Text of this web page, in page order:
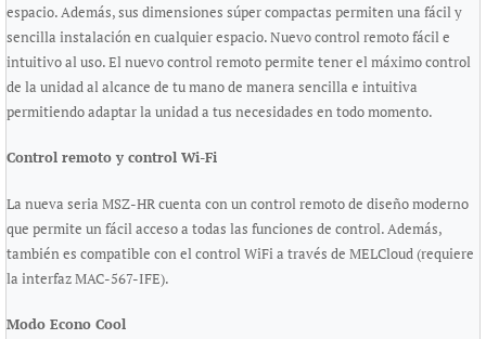
espacio. Además, sus dimensiones súper compactas permiten una fácil y
sencilla instalación en cualquier espacio. Nuevo control remoto fácil e
intuitivo al uso. El nuevo control remoto permite tener el máximo control
de la unidad al alcance de tu mano de manera sencilla e intuitiva
permitiendo adaptar la unidad a tus necesidades en todo momento.
Control remoto y control Wi-Fi
La nueva seria MSZ-­HR cuenta con un control remoto de diseño moderno
que permite un fácil acceso a todas las funciones de control. Además,
también es compatible con el control WiFi a través de MELCloud (requiere
la interfaz MAC­-567-IF­E).
Modo Econo Cool